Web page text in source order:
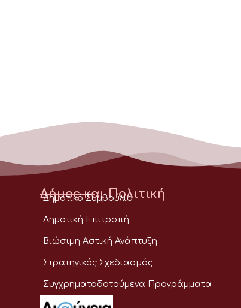
Δήμος και Πολιτική
Δημοτικό Συμβούλιο
Δημοτική Επιτροπή
Βιώσιμη Αστική Ανάπτυξη
Στρατηγικός Σχεδιασμός
Συγχρηματοδοτούμενα Προγράμματα